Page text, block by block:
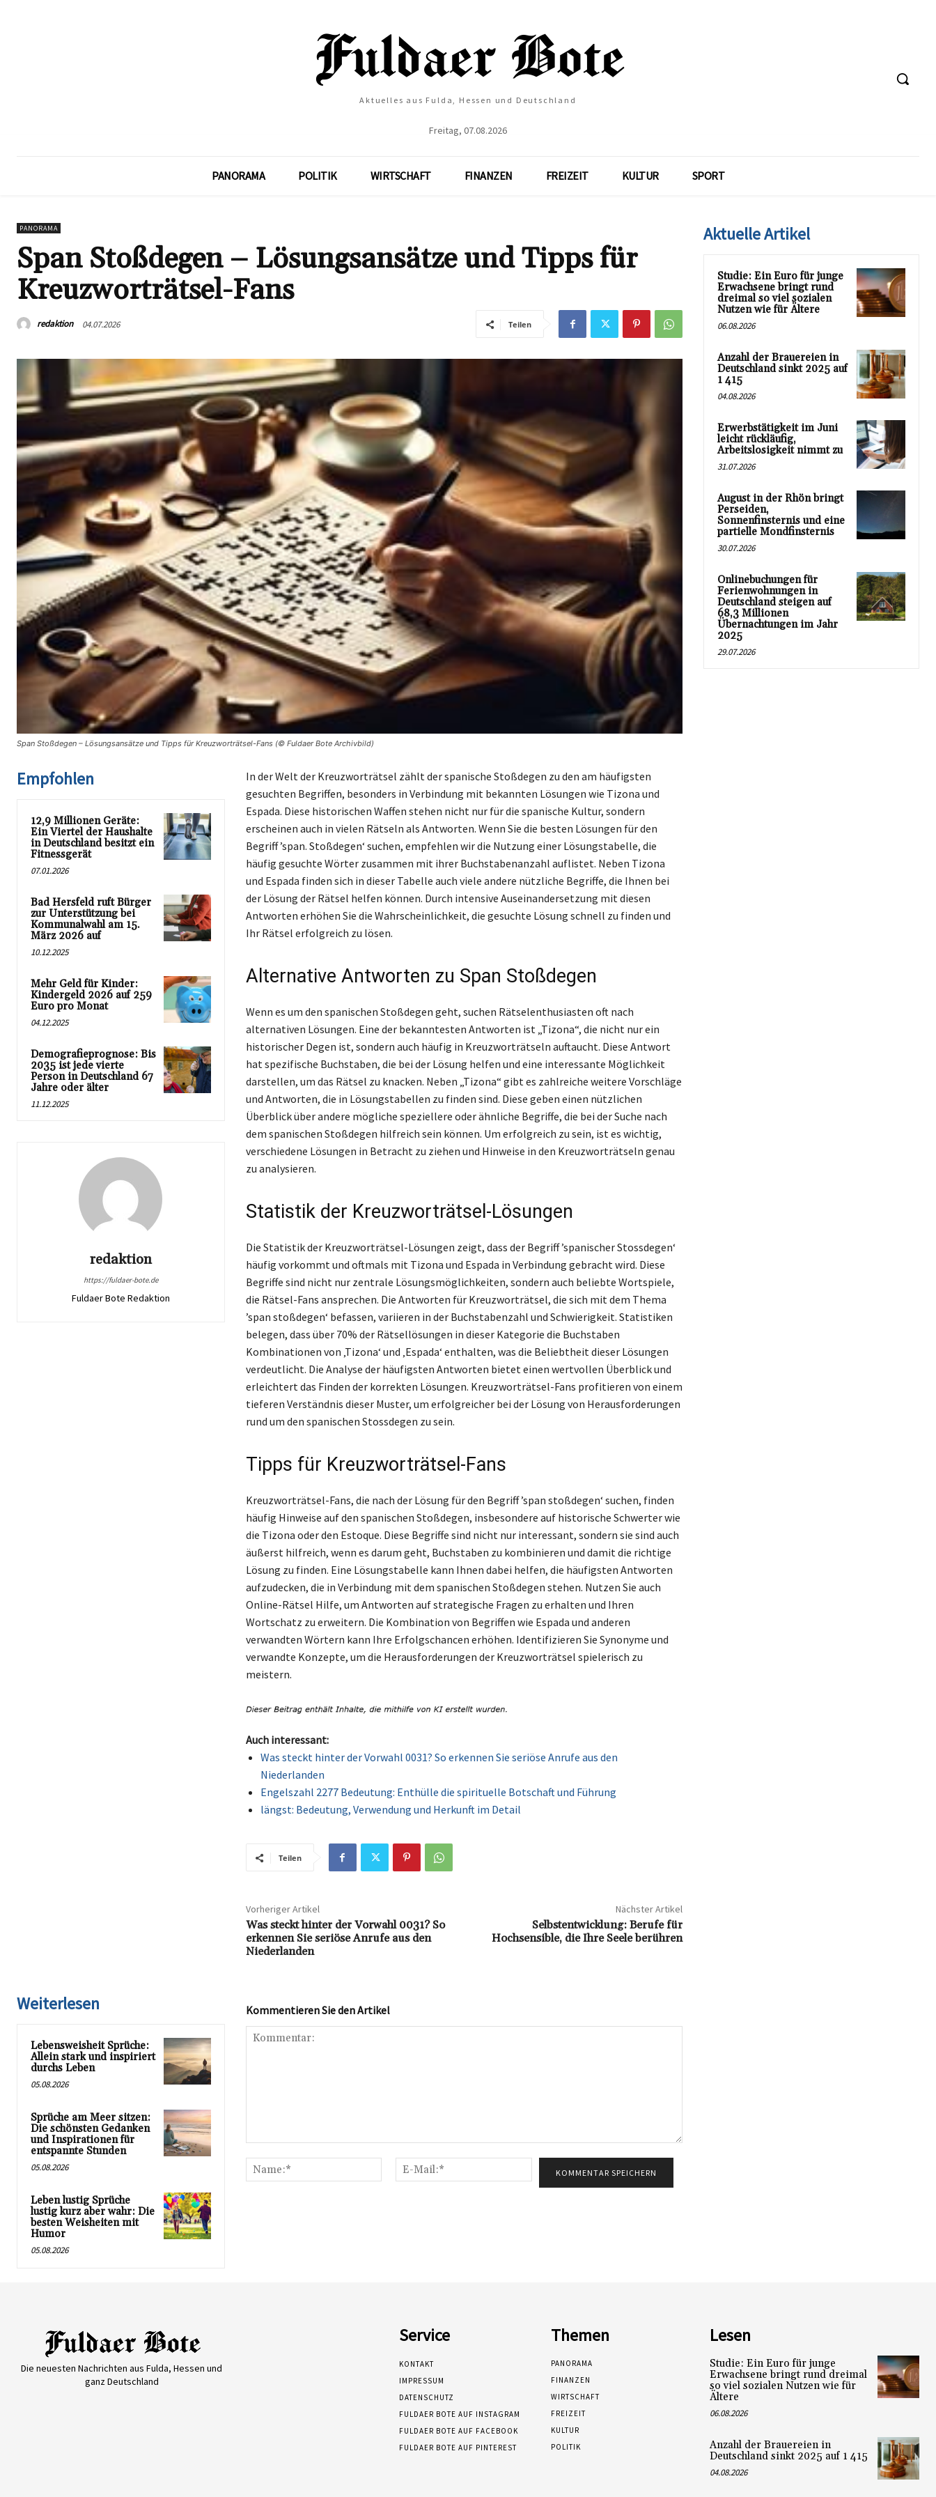
Aktuelles aus Fulda, Hessen und Deutschland
Freitag, 07.08.2026
PANORAMA POLITIK WIRTSCHAFT FINANZEN FREIZEIT KULTUR SPORT
PANORAMA
Span Stoßdegen – Lösungsansätze und Tipps für
Kreuzworträtsel-Fans
redaktion 04.07.2026 Teilen
Span Stoßdegen – Lösungsansätze und Tipps für Kreuzworträtsel-Fans (© Fuldaer Bote Archivbild)
Empfohlen
12,9 Millionen Geräte:
Ein Viertel der Haushalte
in Deutschland besitzt ein
Fitnessgerät
07.01.2026
Bad Hersfeld ruft Bürger
zur Unterstützung bei
Kommunalwahl am 15.
März 2026 auf
10.12.2025
Mehr Geld für Kinder:
Kindergeld 2026 auf 259
Euro pro Monat
04.12.2025
Demografieprognose: Bis
2035 ist jede vierte
Person in Deutschland 67
Jahre oder älter
11.12.2025
redaktion
https://fuldaer-bote.de
Fuldaer Bote Redaktion
In der Welt der Kreuzworträtsel zählt der spanische Stoßdegen zu den am häufigsten
gesuchten Begriffen, besonders in Verbindung mit bekannten Lösungen wie Tizona und
Espada. Diese historischen Waffen stehen nicht nur für die spanische Kultur, sondern
erscheinen auch in vielen Rätseln als Antworten. Wenn Sie die besten Lösungen für den
Begriff ’span. Stoßdegen‘ suchen, empfehlen wir die Nutzung einer Lösungstabelle, die
häufig gesuchte Wörter zusammen mit ihrer Buchstabenanzahl auflistet. Neben Tizona
und Espada finden sich in dieser Tabelle auch viele andere nützliche Begriffe, die Ihnen bei
der Lösung der Rätsel helfen können. Durch intensive Auseinandersetzung mit diesen
Antworten erhöhen Sie die Wahrscheinlichkeit, die gesuchte Lösung schnell zu finden und
Ihr Rätsel erfolgreich zu lösen.
Alternative Antworten zu Span Stoßdegen
Wenn es um den spanischen Stoßdegen geht, suchen Rätselenthusiasten oft nach
alternativen Lösungen. Eine der bekanntesten Antworten ist „Tizona“, die nicht nur ein
historischer Degen ist, sondern auch häufig in Kreuzworträtseln auftaucht. Diese Antwort
hat spezifische Buchstaben, die bei der Lösung helfen und eine interessante Möglichkeit
darstellen, um das Rätsel zu knacken. Neben „Tizona“ gibt es zahlreiche weitere Vorschläge
und Antworten, die in Lösungstabellen zu finden sind. Diese geben einen nützlichen
Überblick über andere mögliche speziellere oder ähnliche Begriffe, die bei der Suche nach
dem spanischen Stoßdegen hilfreich sein können. Um erfolgreich zu sein, ist es wichtig,
verschiedene Lösungen in Betracht zu ziehen und Hinweise in den Kreuzworträtseln genau
zu analysieren.
Statistik der Kreuzworträtsel-Lösungen
Die Statistik der Kreuzworträtsel-Lösungen zeigt, dass der Begriff ’spanischer Stossdegen‘
häufig vorkommt und oftmals mit Tizona und Espada in Verbindung gebracht wird. Diese
Begriffe sind nicht nur zentrale Lösungsmöglichkeiten, sondern auch beliebte Wortspiele,
die Rätsel-Fans ansprechen. Die Antworten für Kreuzworträtsel, die sich mit dem Thema
’span stoßdegen‘ befassen, variieren in der Buchstabenzahl und Schwierigkeit. Statistiken
belegen, dass über 70% der Rätsellösungen in dieser Kategorie die Buchstaben
Kombinationen von ‚Tizona‘ und ‚Espada‘ enthalten, was die Beliebtheit dieser Lösungen
verdeutlicht. Die Analyse der häufigsten Antworten bietet einen wertvollen Überblick und
erleichtert das Finden der korrekten Lösungen. Kreuzworträtsel-Fans profitieren von einem
tieferen Verständnis dieser Muster, um erfolgreicher bei der Lösung von Herausforderungen
rund um den spanischen Stossdegen zu sein.
Tipps für Kreuzworträtsel-Fans
Kreuzworträtsel-Fans, die nach der Lösung für den Begriff ’span stoßdegen‘ suchen, finden
häufig Hinweise auf den spanischen Stoßdegen, insbesondere auf historische Schwerter wie
die Tizona oder den Estoque. Diese Begriffe sind nicht nur interessant, sondern sie sind auch
äußerst hilfreich, wenn es darum geht, Buchstaben zu kombinieren und damit die richtige
Lösung zu finden. Eine Lösungstabelle kann Ihnen dabei helfen, die häufigsten Antworten
aufzudecken, die in Verbindung mit dem spanischen Stoßdegen stehen. Nutzen Sie auch
Online-Rätsel Hilfe, um Antworten auf strategische Fragen zu erhalten und Ihren
Wortschatz zu erweitern. Die Kombination von Begriffen wie Espada und anderen
verwandten Wörtern kann Ihre Erfolgschancen erhöhen. Identifizieren Sie Synonyme und
verwandte Konzepte, um die Herausforderungen der Kreuzworträtsel spielerisch zu
meistern.
Auch interessant:
Was steckt hinter der Vorwahl 0031? So erkennen Sie seriöse Anrufe aus den
Niederlanden
Engelszahl 2277 Bedeutung: Enthülle die spirituelle Botschaft und Führung
längst: Bedeutung, Verwendung und Herkunft im Detail
Teilen
Vorheriger Artikel
Was steckt hinter der Vorwahl 0031? So
erkennen Sie seriöse Anrufe aus den
Niederlanden
Nächster Artikel
Selbstentwicklung: Berufe für
Hochsensible, die Ihre Seele berühren
Weiterlesen
Lebensweisheit Sprüche:
Allein stark und inspiriert
durchs Leben
05.08.2026
Sprüche am Meer sitzen:
Die schönsten Gedanken
und Inspirationen für
entspannte Stunden
05.08.2026
Leben lustig Sprüche
lustig kurz aber wahr: Die
besten Weisheiten mit
Humor
05.08.2026
Kommentieren Sie den Artikel
Name:*
Mail:*
Aktuelle Artikel
Studie: Ein Euro für junge
Erwachsene bringt rund
dreimal so viel sozialen
Nutzen wie für Ältere
06.08.2026
Anzahl der Brauereien in
Deutschland sinkt 2025 auf
1 415
04.08.2026
Erwerbstätigkeit im Juni
leicht rückläufig,
Arbeitslosigkeit nimmt zu
31.07.2026
August in der Rhön bringt
Perseiden,
Sonnenfinsternis und eine
partielle Mondfinsternis
30.07.2026
Onlinebuchungen für
Ferienwohnungen in
Deutschland steigen auf
68,3 Millionen
Übernachtungen im Jahr
2025
29.07.2026
Die neuesten Nachrichten aus Fulda, Hessen und
ganz Deutschland
Service
KONTAKT
IMPRESSUM
DATENSCHUTZ
FULDAER BOTE AUF INSTAGRAM
FULDAER BOTE AUF FACEBOOK
FULDAER BOTE AUF PINTEREST
Themen
PANORAMA
FINANZEN
WIRTSCHAFT
FREIZEIT
KULTUR
POLITIK
Lesen
Studie: Ein Euro für junge
Erwachsene bringt rund dreimal
so viel sozialen Nutzen wie für
Ältere
06.08.2026
Anzahl der Brauereien in
Deutschland sinkt 2025 auf 1 415
04.08.2026